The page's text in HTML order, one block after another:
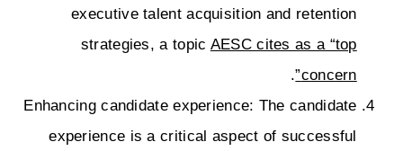
executive talent acquisition and retention
strategies, a topicAESC cites as a “top
concern”
.
Enhancing candidate experience: The candidate
experience is a critical aspect of successful